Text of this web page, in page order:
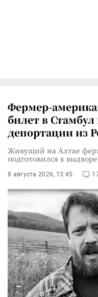
Фермер-
билет в Стамбул
депортации из
Живущий на Алтае
подготовился к
8 августа 2026, 13:45